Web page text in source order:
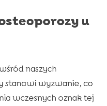
u
naszych
stanowi wyzwanie, co
wczesnych oznak tej